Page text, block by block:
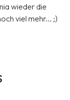
wieder die
viel mehr... ;)